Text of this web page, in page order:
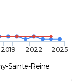
Sainte-Reine
2019 2022 2025